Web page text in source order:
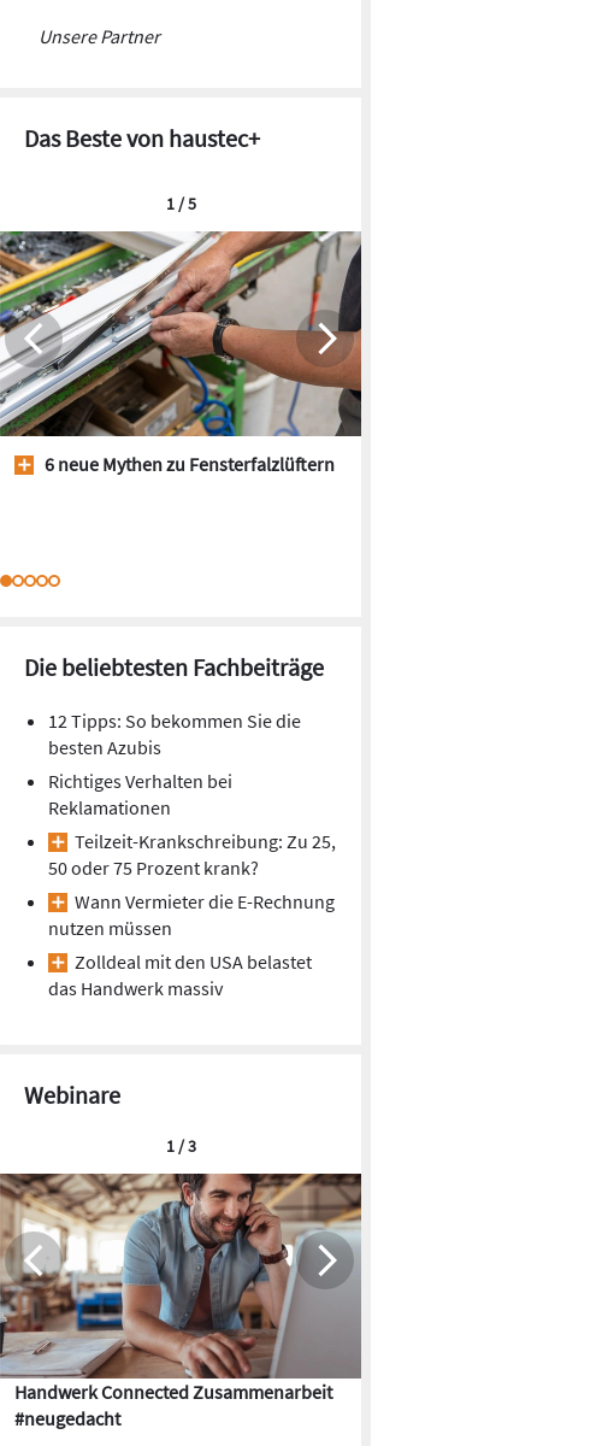
Unsere Partner
Das Beste von haustec+
6 neue Mythen zu Fensterfalzlüftern
1 / 5
Die beliebtesten Fachbeiträge
12 Tipps: So bekommen Sie die
besten Azubis
Richtiges Verhalten bei
Reklamationen
Teilzeit-Krankschreibung: Zu 25,
50 oder 75 Prozent krank?
Wann Vermieter die E-Rechnung
nutzen müssen
Zolldeal mit den USA belastet
das Handwerk massiv
Webinare
Handwerk Connected Zusammenarbeit
#neugedacht
1 / 3